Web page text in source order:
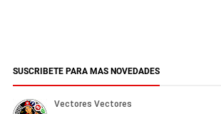
SUSCRIBETE PARA MAS NOVEDADES